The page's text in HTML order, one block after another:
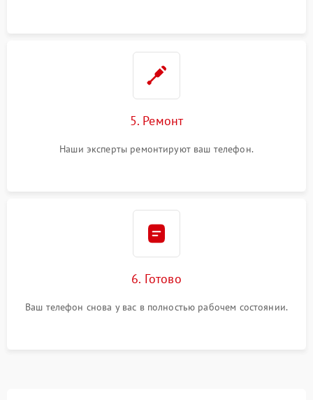
5. Ремонт
Наши эксперты ремонтируют ваш телефон.
6. Готово
Ваш телефон снова у вас в полностью рабочем состоянии.